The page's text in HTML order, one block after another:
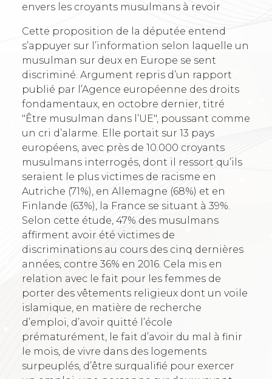
envers les croyants musulmans à revoir
Cette proposition de la députée entend
s’appuyer sur l’information selon laquelle un
musulman sur deux en Europe se sent
discriminé. Argument repris d’un rapport
publié par l’Agence européenne des droits
fondamentaux, en octobre dernier, titré
"Être musulman dans l’UE", poussant comme
un cri d’alarme. Elle portait sur 13 pays
européens, avec près de 10.000 croyants
musulmans interrogés, dont il ressort qu’ils
seraient le plus victimes de racisme en
Autriche (71%), en Allemagne (68%) et en
Finlande (63%), la France se situant à 39%.
Selon cette étude, 47% des musulmans
affirment avoir été victimes de
discriminations au cours des cinq dernières
années, contre 36% en 2016. Cela mis en
relation avec le fait pour les femmes de
porter des vêtements religieux dont un voile
islamique, en matière de recherche
d’emploi, d’avoir quitté l’école
prématurément, le fait d’avoir du mal à finir
le mois, de vivre dans des logements
surpeuplés, d’être surqualifié pour exercer